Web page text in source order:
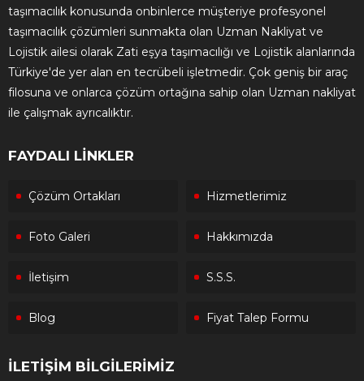
taşımacılık konusunda onbinlerce müşteriye profesyonel
taşımacılık çözümleri sunmakta olan Uzman Nakliyat ve
Lojistik ailesi olarak Zati eşya taşımacılığı ve Lojistik alanlarında
Türkiye'de yer alan en tecrübeli işletmedir. Çok geniş bir araç
filosuna ve onlarca çözüm ortağına sahip olan Uzman nakliyat
ile çalışmak ayrıcalıktır.
FAYDALI LİNKLER
Çözüm Ortakları Hizmetlerimiz
Foto Galeri Hakkımızda
İletişim S.S.S.
Blog Fiyat Talep Formu
İLETİŞİM BİLGİLERİMİZ